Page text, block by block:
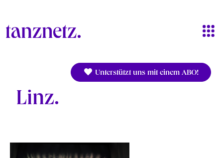
Unterstützt uns mit einem ABO!
Linz